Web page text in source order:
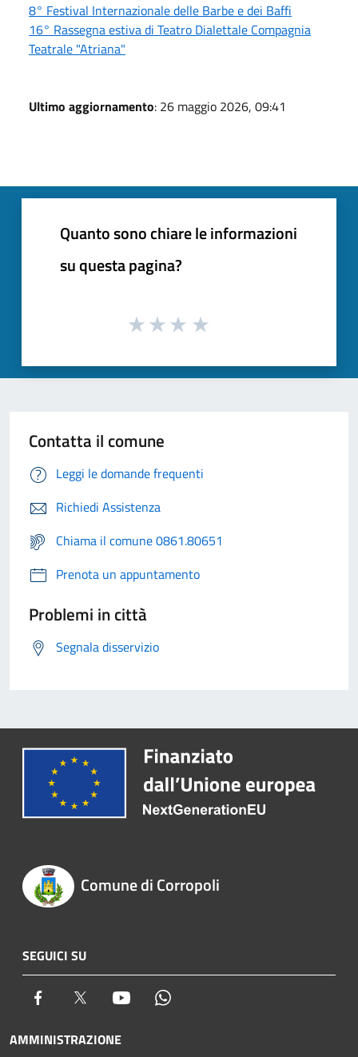
8° Festival Internazionale delle Barbe e dei Baffi
16° Rassegna estiva di Teatro Dialettale Compagnia
Teatrale "Atriana"
Ultimo aggiornamento: 26 maggio 2026, 09:41
Quanto sono chiare le informazioni
su questa pagina?
Contatta il comune
Leggi le domande frequenti
Richiedi Assistenza
Chiama il comune 0861.80651
Prenota un appuntamento
Problemi in città
Segnala disservizio
Comune di Corropoli
SEGUICI SU
Facebook Twitter Youtube
AMMINISTRAZIONE